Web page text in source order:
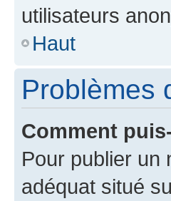
utilisateurs
Haut
Problèmes
Comment
Pour publier un
adéquat situé